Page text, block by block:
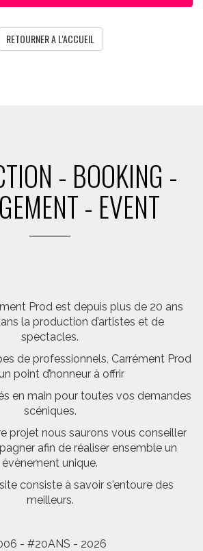
RETOURNER A L'ACCUEIL
- BOOKING -
- EVENT
Prod est depuis plus de 20 ans
la production d’artistes et de
spectacles.
de professionnels, Carrément Prod
point d’honneur à offrir
en main pour toutes vos demandes
scéniques.
projet nous saurons vous conseiller
afin de réaliser ensemble un
évènement unique.
consiste à savoir s'entoure des
meilleurs.
- #20ANS - 2026